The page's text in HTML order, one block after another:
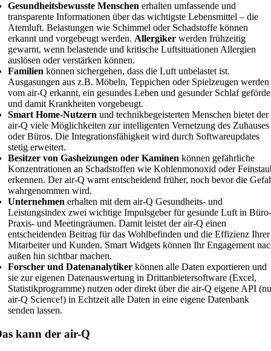
Gesundheitsbewusste Menschen erhalten umfassende und
transparente Informationen über das wichtigste Lebensmittel – die
Atemluft. Belastungen wie Schimmel oder Schadstoffe können
erkannt und vorgebeugt werden. Allergikerwerden frühzeitig
gewarnt, wenn belastende und kritische Luftsituationen Allergien
auslösen oder verstärken können.
Familien können sichergehen, dass die Luft unbelastet ist.
Ausgasungen aus z.B. Möbeln, Teppichen oder Spielzeugen werden
vom air-Q erkannt, ein gesundes Leben und gesunder Schlaf
und damit Krankheiten vorgebeugt.
Smart Home-Nutzern und technikbegeisterten Menschen bietet der
air-Q viele Möglichkeiten zur intelligenten Vernetzung des Zuhauses
oder Büros. Die Integrationsfähigkeit wird durch Softwareupdates
stetig erweitert.
Besitzer von Gasheizungen oder Kaminen können gefährliche
Konzentrationen an Schadstoffen wie Kohlenmonoxid oder
erkennen. Der air-Q warnt entscheidend früher, noch bevor die
wahrgenommen wird.
Unternehmen erhalten mit dem air-Q Gesundheits- und
Leistungsindex zwei wichtige Impulsgeber für gesunde Luft in
Praxis- und Meetingräumen. Damit leistet der air-Q einen
entscheidenden Beitrag für das Wohlbefinden und die Effizienz Ihrer
Mitarbeiter und Kunden. Smart Widgets können Ihr Engagement
außen hin sichtbar machen.
Forscher und Datenanalytikerkönnen alle Daten exportieren und
sie zur eigenen Datenauswertung in Drittanbietersoftware (Excel,
Statistikprogramme) nutzen oder direkt über die air-Q eigene API
air-Q Science!) in Echtzeit alle Daten in eine eigene Datenbank
senden lassen.
kann der air-Q